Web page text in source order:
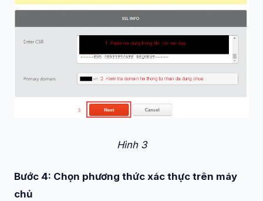
Hình 3
Bước 4: Chọn phương thức xác thực trên máy
chủ